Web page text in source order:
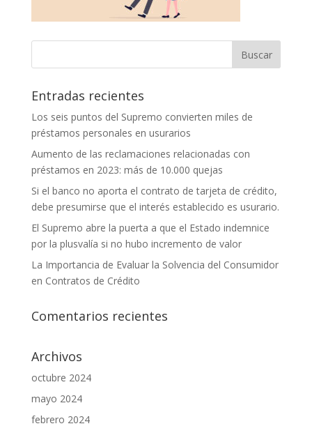
Entradas recientes
Los seis puntos del Supremo convierten miles de
préstamos personales en usurarios
Aumento de las reclamaciones relacionadas con
préstamos en 2023: más de 10.000 quejas
Si el banco no aporta el contrato de tarjeta de crédito,
debe presumirse que el interés establecido es usurario.
El Supremo abre la puerta a que el Estado indemnice
por la plusvalía si no hubo incremento de valor
La Importancia de Evaluar la Solvencia del Consumidor
en Contratos de Crédito
Comentarios recientes
Archivos
octubre 2024
mayo 2024
febrero 2024